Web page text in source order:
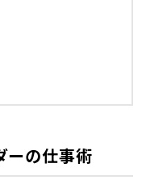
ーの仕事術